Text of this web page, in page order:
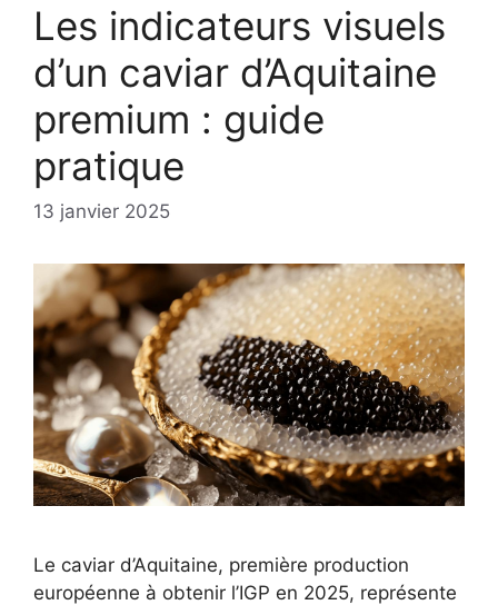
Les indicateurs visuels
d’un caviar d’Aquitaine
premium : guide
pratique
13 janvier 2025
Le caviar d’Aquitaine, première production
européenne à obtenir l’IGP en 2025, représente